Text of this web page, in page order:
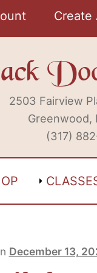
Create
2503 Fairview
Greenwood,
(317)
December 13,